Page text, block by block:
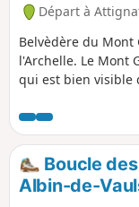
Départ à
Belvèdère du Mont
l'Archelle. Le Mont
qui est bien visible
est facilement
cause des pylônes
sommet. Vu de
malgré tout fière
justifient pas à eux
Boucle
Albin-de-